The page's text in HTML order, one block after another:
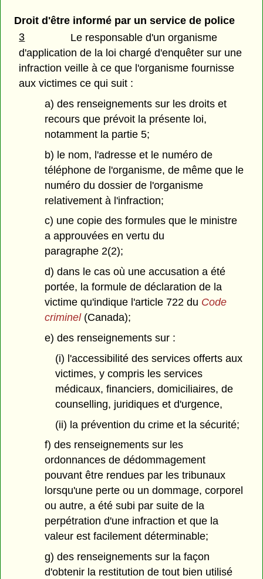
Droit d'être informé par un service de police
3
Le responsable d'un organisme
d'application de la loi chargé d'enquêter sur une
infraction veille à ce que l'organisme fournisse
aux victimes ce qui suit :
a) des renseignements sur les droits et
recours que prévoit la présente loi,
notamment la partie 5;
b) le nom, l'adresse et le numéro de
téléphone de l'organisme, de même que le
numéro du dossier de l'organisme
relativement à l'infraction;
c) une copie des formules que le ministre
a approuvées en vertu du
paragraphe 2(2);
d) dans le cas où une accusation a été
portée, la formule de déclaration de la
victime qu'indique l'article 722 du Code
criminel (Canada);
e) des renseignements sur :
(i) l'accessibilité des services offerts aux
victimes, y compris les services
médicaux, financiers, domiciliaires, de
counselling, juridiques et d'urgence,
(ii) la prévention du crime et la sécurité;
f) des renseignements sur les
ordonnances de dédommagement
pouvant être rendues par les tribunaux
lorsqu'une perte ou un dommage, corporel
ou autre, a été subi par suite de la
perpétration d'une infraction et que la
valeur est facilement déterminable;
g) des renseignements sur la façon
d'obtenir la restitution de tout bien utilisé